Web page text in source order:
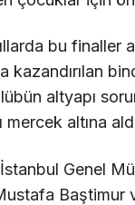
bu finaller
kazandırılan
altyapı
mercek altına
Genel
Baştimur